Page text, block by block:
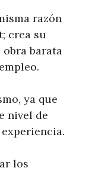
razón
crea su
barata
ya que
nivel de
los